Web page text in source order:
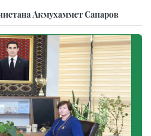
Акмухаммет Сапаров